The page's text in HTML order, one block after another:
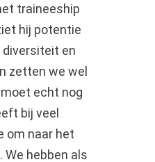
traineeship
hij potentie
en
zetten we wel
echt nog
bij veel
om naar het
We hebben als